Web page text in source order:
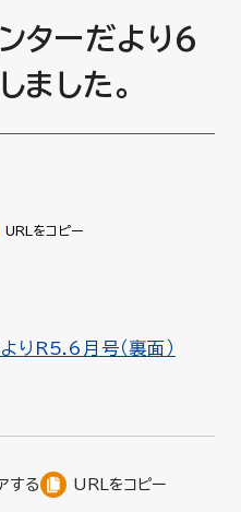
ターだより6
ました。
URLをコピー
りR5.6月号（裏面）
URLをコピー